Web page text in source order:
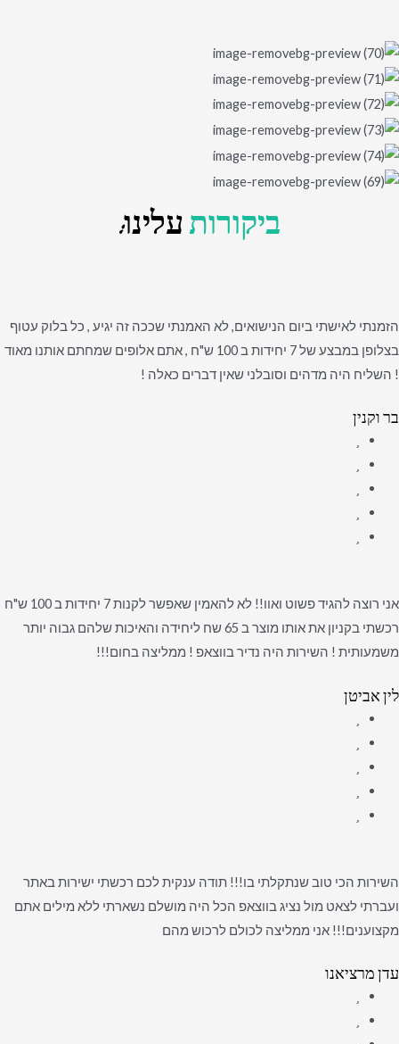
ביקורותעלינו:
הזמנתי לאישתי ביום הנישואים, לא האמנתי שככה זה יגיע , כל בלוק עטוף
בצלופן במבצע של 7 יחידות ב 100 ש"ח , אתם אלופים שמחתם אותנו מאוד
! השליח היה מדהים וסובלני שאין דברים כאלה !
בר וקנין
אני רוצה להגיד פשוט ואוו!! לא להאמין שאפשר לקנות 7 יחידות ב 100 ש"ח
רכשתי בקניון את אותו מוצר ב 65 שח ליחידה והאיכות שלהם גבוה יותר
משמעותית ! השירות היה נדיר בווצאפ ! ממליצה בחום!!!
לין אביטן
השירות הכי טוב שנתקלתי בו!!! תודה ענקית לכם רכשתי ישירות באתר
ועברתי לצאט מול נציג בווצאפ הכל היה מושלם נשארתי ללא מילים אתם
מקצוענים!!! אני ממליצה לכולם לרכוש מהם
עדן מרציאנו